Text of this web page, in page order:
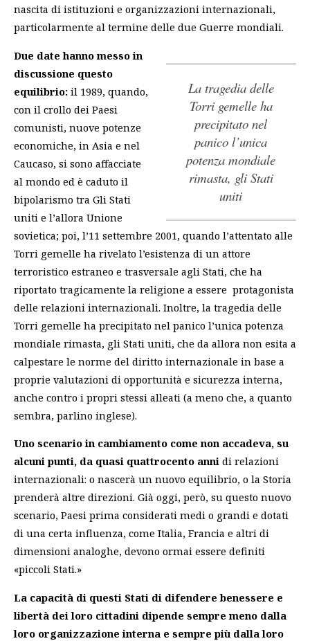
nascita di istituzioni e organizzazioni internazionali,
particolarmente al termine delle due Guerre mondiali.
la tragedia delle
Torri gemelle ha
precipitato nel
panico l’unica
potenza mondiale
rimasta, gli Stati
uniti
Due date hanno messo in
discussione questo
equilibrio: il 1989, quando,
con il crollo dei Paesi
comunisti, nuove potenze
economiche, in Asia e nel
Caucaso, si sono affacciate
al mondo ed è caduto il
bipolarismo tra Gli Stati
uniti e l’allora Unione
sovietica; poi, l’11 settembre 2001, quando l’attentato alle
Torri gemelle ha rivelato l’esistenza di un attore
terroristico estraneo e trasversale agli Stati, che ha
riportato tragicamente la religione a essere protagonista
delle relazioni internazionali. Inoltre, la tragedia delle
Torri gemelle ha precipitato nel panico l’unica potenza
mondiale rimasta, gli Stati uniti, che da allora non esita a
calpestare le norme del diritto internazionale in base a
proprie valutazioni di opportunità e sicurezza interna,
anche contro i propri stessi alleati (a meno che, a quanto
sembra, parlino inglese).
Uno scenario in cambiamento come non accadeva, su
alcuni punti, da quasi quattrocento anni di relazioni
internazionali: o nascerà un nuovo equilibrio, o la Storia
prenderà altre direzioni. Già oggi, però, su questo nuovo
scenario, Paesi prima considerati medi o grandi e dotati
di una certa influenza, come Italia, Francia e altri di
dimensioni analoghe, devono ormai essere definiti
«piccoli Stati.»
La capacità di questi Stati di difendere benessere e
libertà dei loro cittadini dipende sempre meno dalla
loro organizzazione interna e sempre più dalla loro